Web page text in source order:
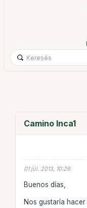
Camino Inca1
01 júl. 2013, 10:26
Buenos días,
Nos gustaría